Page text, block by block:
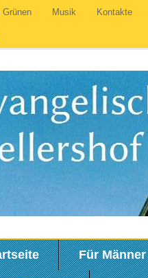
Grünen Musik Kontakte
Für Männer